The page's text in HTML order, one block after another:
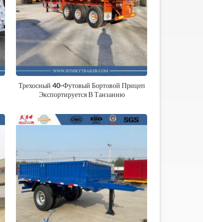
Трехосный 40-Футовый Бортовой Прицеп
Экспортируется В Танзанию